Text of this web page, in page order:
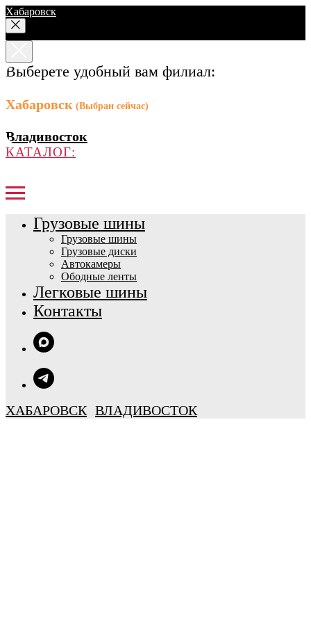
Хабаровск
Выберете удобный вам филиал:
Хабаровск (Выбран сейчас)
Владивосток
КАТАЛОГ:
Грузовые шины
Грузовые шины
Грузовые диски
Автокамеры
Ободные ленты
Легковые шины
Контакты
ХАБАРОВСК ВЛАДИВОСТОК